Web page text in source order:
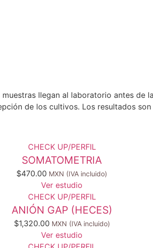
llegan al laboratorio antes de
de los cultivos. Los resultados
CHECK UP/PERFIL
SOMATOMETRIA
$470.00
Ver estudio
CHECK UP/PERFIL
ANIÓN GAP (HECES)
$1,320.00
Ver estudio